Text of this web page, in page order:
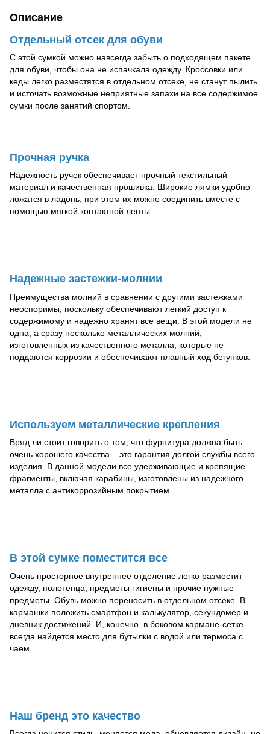
Описание
Отдельный отсек для обуви
С этой сумкой можно навсегда забыть о подходящем пакете
для обуви, чтобы она не испачкала одежду. Кроссовки или
кеды легко разместятся в отдельном отсеке, не станут пылить
и источать возможные неприятные запахи на все содержимое
сумки после занятий спортом.
Прочная ручка
Надежность ручек обеспечивает прочный текстильный
материал и качественная прошивка. Широкие лямки удобно
ложатся в ладонь, при этом их можно соединить вместе с
помощью мягкой контактной ленты.
Надежные застежки-молнии
Преимущества молний в сравнении с другими застежками
неоспоримы, поскольку обеспечивают легкий доступ к
содержимому и надежно хранят все вещи. В этой модели не
одна, а сразу несколько металлических молний,
изготовленных из качественного металла, которые не
поддаются коррозии и обеспечивают плавный ход бегунков.
Используем металлические крепления
Вряд ли стоит говорить о том, что фурнитура должна быть
очень хорошего качества – это гарантия долгой службы всего
изделия. В данной модели все удерживающие и крепящие
фрагменты, включая карабины, изготовлены из надежного
металла с антикоррозийным покрытием.
В этой сумке поместится все
Очень просторное внутреннее отделение легко разместит
одежду, полотенца, предметы гигиены и прочие нужные
предметы. Обувь можно переносить в отдельном отсеке. В
кармашки положить смартфон и калькулятор, секундомер и
дневник достижений. И, конечно, в боковом кармане-сетке
всегда найдется место для бутылки с водой или термоса с
чаем.
Наш бренд это качество